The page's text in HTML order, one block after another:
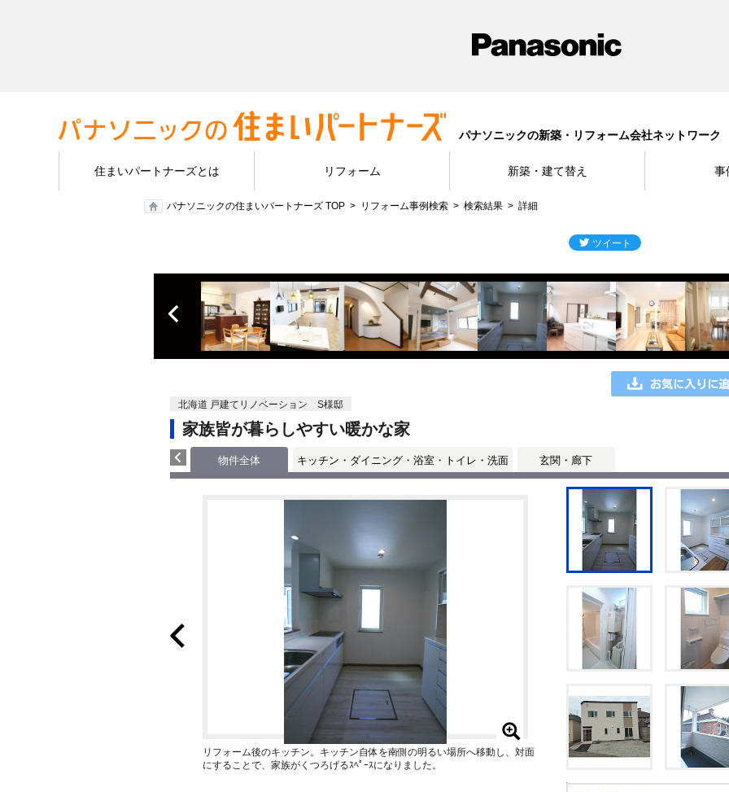
パナソニックの新築・リフォーム会社ネットワーク
住まいパートナーズとは リフォーム 新築・建て替え 事
パナソニックの住まいパートナーズ TOP リフォーム事例検索 検索結果 詳細
北海道 戸建てリノベーション S様邸
家族皆が暮らしやすい暖かな家
物件全体 キッチン・ダイニング・浴室・トイレ・洗面 玄関・廊下
リフォーム後のキッチン。キッチン自体を南側の明るい場所へ移動し、対面
にすることで、家族がくつろげるｽﾍﾟｰｽになりました。